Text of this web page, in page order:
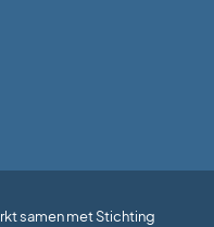
samen met Stichting